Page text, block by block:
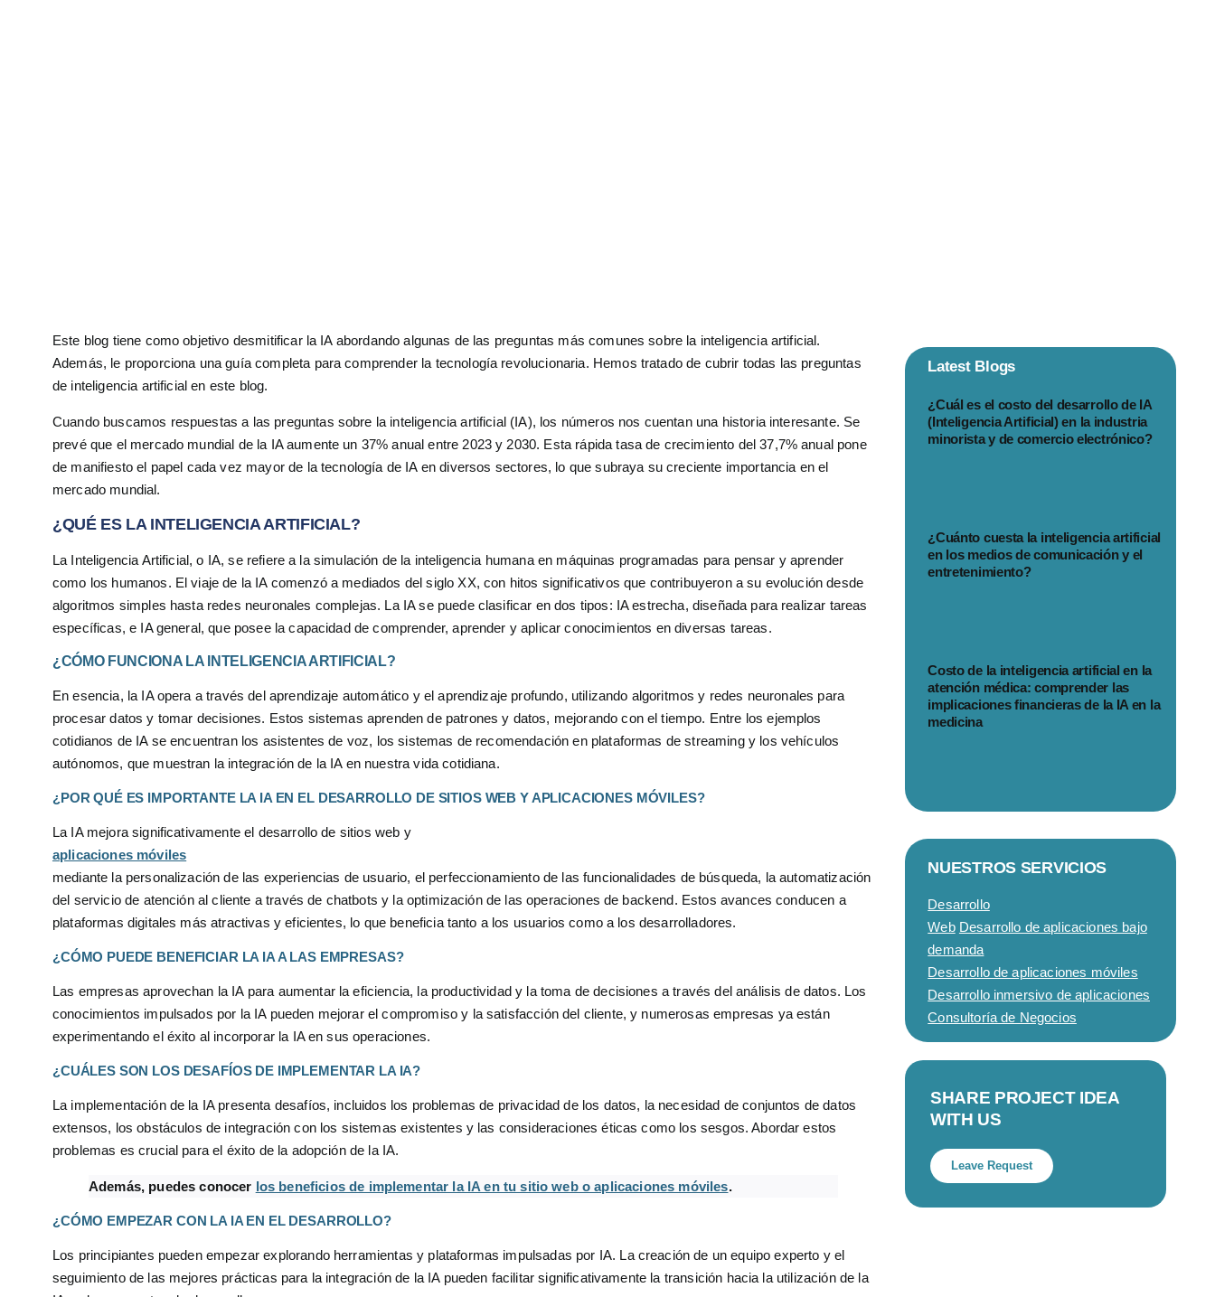
Este blog tiene como objetivo desmitificar la IA abordando algunas de las preguntas más comunes sobre la inteligencia artificial.
Además, le proporciona una guía completa para comprender la tecnología revolucionaria. Hemos tratado de cubrir todas las preguntas
de inteligencia artificial en este blog.
Cuando buscamos respuestas a las preguntas sobre la inteligencia artificial (IA), los números nos cuentan una historia interesante. Se
prevé que el mercado mundial de la IA aumente un 37% anual entre 2023 y 2030. Esta rápida tasa de crecimiento del 37,7% anual pone
de manifiesto el papel cada vez mayor de la tecnología de IA en diversos sectores, lo que subraya su creciente importancia en el
mercado mundial.
¿QUÉ ES LA INTELIGENCIA ARTIFICIAL?
La Inteligencia Artificial, o IA, se refiere a la simulación de la inteligencia humana en máquinas programadas para pensar y aprender
como los humanos. El viaje de la IA comenzó a mediados del siglo XX, con hitos significativos que contribuyeron a su evolución desde
algoritmos simples hasta redes neuronales complejas. La IA se puede clasificar en dos tipos: IA estrecha, diseñada para realizar tareas
específicas, e IA general, que posee la capacidad de comprender, aprender y aplicar conocimientos en diversas tareas.
¿CÓMO FUNCIONA LA INTELIGENCIA ARTIFICIAL?
En esencia, la IA opera a través del aprendizaje automático y el aprendizaje profundo, utilizando algoritmos y redes neuronales para
procesar datos y tomar decisiones. Estos sistemas aprenden de patrones y datos, mejorando con el tiempo. Entre los ejemplos
cotidianos de IA se encuentran los asistentes de voz, los sistemas de recomendación en plataformas de streaming y los vehículos
autónomos, que muestran la integración de la IA en nuestra vida cotidiana.
¿POR QUÉ ES IMPORTANTE LA IA EN EL DESARROLLO DE SITIOS WEB Y APLICACIONES MÓVILES?
La IA mejora significativamente el desarrollo de sitios web y
aplicaciones móviles
mediante la personalización de las experiencias de usuario, el perfeccionamiento de las funcionalidades de búsqueda, la automatización
del servicio de atención al cliente a través de chatbots y la optimización de las operaciones de backend. Estos avances conducen a
plataformas digitales más atractivas y eficientes, lo que beneficia tanto a los usuarios como a los desarrolladores.
¿CÓMO PUEDE BENEFICIAR LA IA A LAS EMPRESAS?
Las empresas aprovechan la IA para aumentar la eficiencia, la productividad y la toma de decisiones a través del análisis de datos. Los
conocimientos impulsados por la IA pueden mejorar el compromiso y la satisfacción del cliente, y numerosas empresas ya están
experimentando el éxito al incorporar la IA en sus operaciones.
¿CUÁLES SON LOS DESAFÍOS DE IMPLEMENTAR LA IA?
La implementación de la IA presenta desafíos, incluidos los problemas de privacidad de los datos, la necesidad de conjuntos de datos
extensos, los obstáculos de integración con los sistemas existentes y las consideraciones éticas como los sesgos. Abordar estos
problemas es crucial para el éxito de la adopción de la IA.
Además, puedes conocer los beneficios de implementar la IA en tu sitio web o aplicaciones móviles.
¿CÓMO EMPEZAR CON LA IA EN EL DESARROLLO?
Los principiantes pueden empezar explorando herramientas y plataformas impulsadas por IA. La creación de un equipo experto y el
seguimiento de las mejores prácticas para la integración de la IA pueden facilitar significativamente la transición hacia la utilización de la
Latest Blogs
¿Cuál es el costo del desarrollo de IA
(Inteligencia Artificial) en la industria
minorista y de comercio electrónico?
¿Cuánto cuesta la inteligencia artificial
en los medios de comunicación y el
entretenimiento?
Costo de la inteligencia artificial en la
atención médica: comprender las
implicaciones financieras de la IA en la
medicina
NUESTROS SERVICIOS
Desarrollo
Web Desarrollo de aplicaciones bajo
demanda
Desarrollo de aplicaciones móviles
Desarrollo inmersivo de aplicaciones
Consultoría de Negocios
SHARE PROJECT IDEA
WITH US
Leave Request